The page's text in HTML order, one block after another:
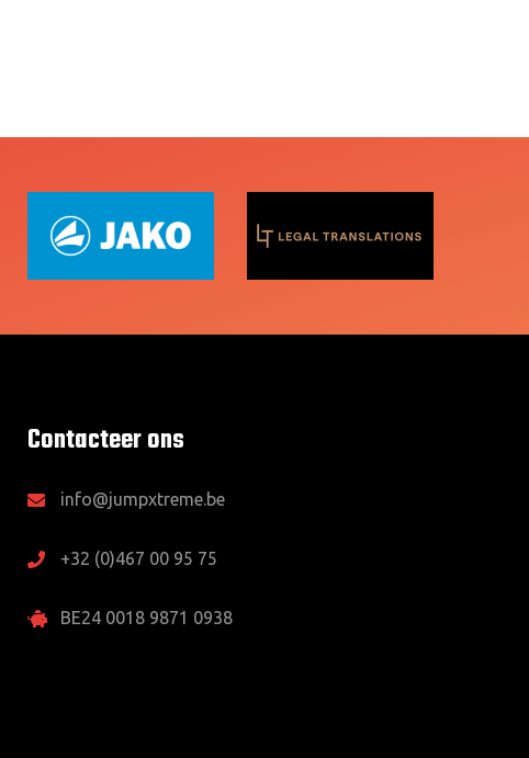
Contacteer ons
info@jumpxtreme.be
+32 (0)467 00 95 75
BE24 0018 9871 0938